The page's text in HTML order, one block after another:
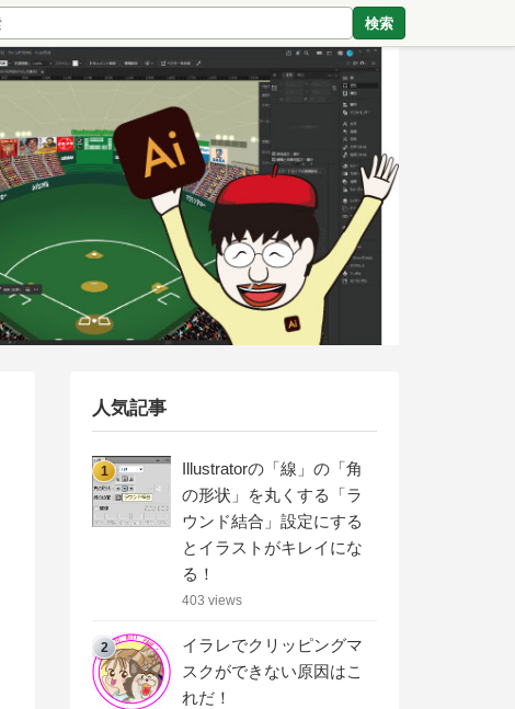
検索
人気記事
1
Illustratorの「線」の「角
の形状」を丸くする「ラ
ウンド結合」設定にする
とイラストがキレイにな
る！
403 views
2
イラレでクリッピングマ
スクができない原因はこ
れだ！